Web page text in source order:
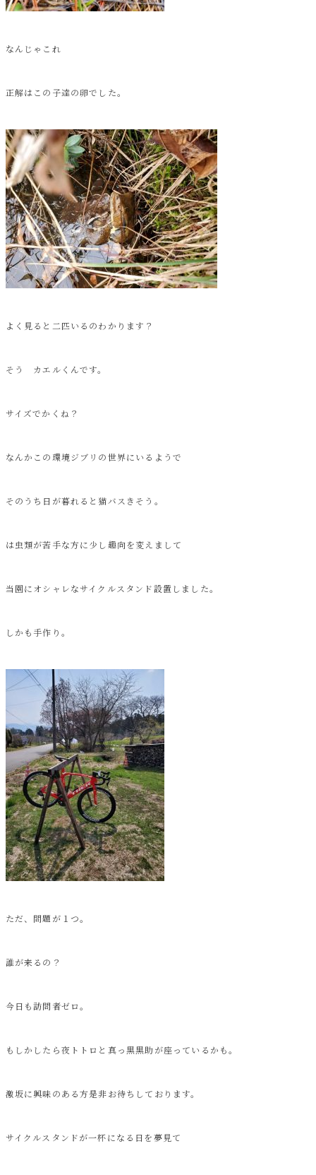
なんじゃこれ
正解はこの子達の卵でした。
よく見ると二匹いるのわかります？
そう カエルくんです。
サイズでかくね？
なんかこの環境ジブリの世界にいるようで
そのうち日が暮れると猫バスきそう。
は虫類が苦手な方に少し趣向を変えまして
当園にオシャレなサイクルスタンド設置しました。
しかも手作り。
ただ、問題が１つ。
誰が来るの？
今日も訪問者ゼロ。
もしかしたら夜トトロと真っ黒黒助が座っているかも。
激坂に興味のある方是非お待ちしております。
サイクルスタンドが一杯になる日を夢見て